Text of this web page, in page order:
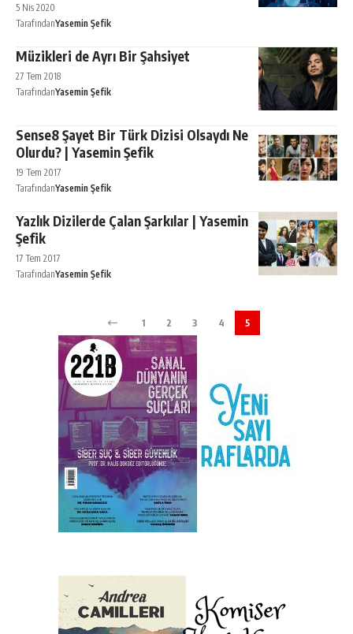
5 Nis 2020
TarafındanYasemin Şefik
Müzikleri de Ayrı Bir Şahsiyet
27 Tem 2018
TarafındanYasemin Şefik
Sense8 Şayet Bir Türk Dizisi Olsaydı Ne
Olurdu? | Yasemin Şefik
19 Tem 2017
TarafındanYasemin Şefik
Yazlık Dizilerde Çalan Şarkılar | Yasemin
Şefik
17 Tem 2017
TarafındanYasemin Şefik
1 2 3 4 5